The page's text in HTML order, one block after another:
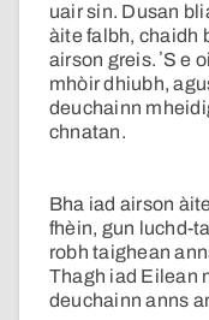
uair sin. Dusan
àite falbh, chaidh
airson greis. ʼS e
mhòir dhiubh,
deuchainn
chnatan.
Bha iad airson
fhèin, gun luchd-
robh taighean
Thagh iad Eilean
deuchainn anns